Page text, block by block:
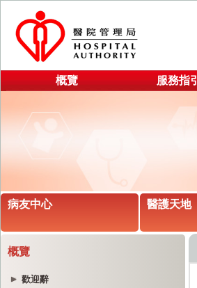
概覽 服務指引
病友中心 醫護天地
概覽
歡迎辭